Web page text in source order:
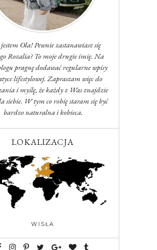
jestem Ola! Pewnie zastanawiasz się
Rozalia? To moje drugie imię. Na
pragnę dodawać regularne wpisy
lifestylowej. Zapraszam więc do
i myślę, że każdy z Was znajdzie
siebie. W tym co robię staram się być
bardzo naturalna i kobieca.
LOKALIZACJA
WISŁA